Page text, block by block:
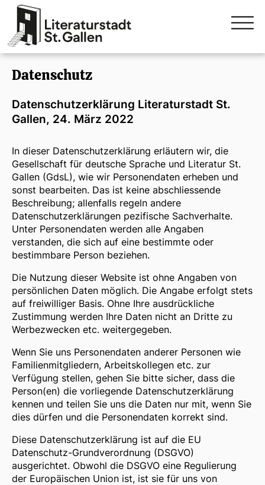
Datenschutz
Datenschutzerklärung Literaturstadt St.
Gallen, 24. März 2022
In dieser Datenschutzerklärung erläutern wir, die
Gesellschaft für deutsche Sprache und Literatur St.
Gallen (GdsL), wie wir Personendaten erheben und
sonst bearbeiten. Das ist keine abschliessende
Beschreibung; allenfalls regeln andere
Datenschutzerklärungen pezifische Sachverhalte.
Unter Personendaten werden alle Angaben
verstanden, die sich auf eine bestimmte oder
bestimmbare Person beziehen.
Die Nutzung dieser Website ist ohne Angaben von
persönlichen Daten möglich. Die Angabe erfolgt stets
auf freiwilliger Basis. Ohne Ihre ausdrückliche
Zustimmung werden Ihre Daten nicht an Dritte zu
Werbezwecken etc. weitergegeben.
Wenn Sie uns Personendaten anderer Personen wie
Familienmitgliedern, Arbeitskollegen etc. zur
Verfügung stellen, gehen Sie bitte sicher, dass die
Person(en) die vorliegende Datenschutzerklärung
kennen und teilen Sie uns die Daten nur mit, wenn Sie
dies dürfen und die Personendaten korrekt sind.
Diese Datenschutzerklärung ist auf die EU
Datenschutz-Grundverordnung (DSGVO)
ausgerichtet. Obwohl die DSGVO eine Regulierung
der Europäischen Union ist, ist sie für uns von